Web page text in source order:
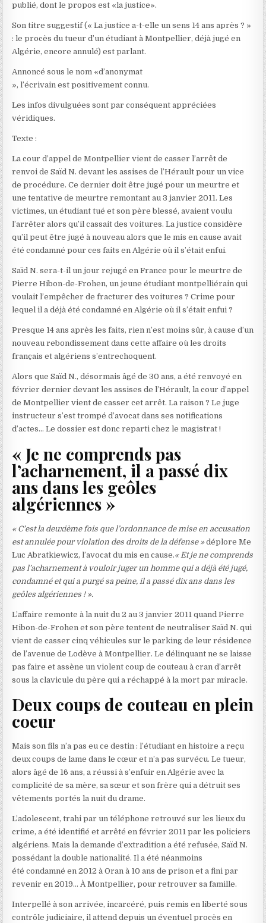
publié, dont le propos est «la justice».
Son titre suggestif (« La justice a-t-elle un sens 14 ans après ? »
: le procès du tueur d’un étudiant à Montpellier, déjà jugé en
Algérie, encore annulé) est parlant.
Annoncé sous le nom «d’anonymat
», l’écrivain est positivement connu.
Les infos divulguées sont par conséquent appréciées
véridiques.
Texte :
La cour d’appel de Montpellier vient de casser l’arrêt de
renvoi de Saïd N. devant les assises de l’Hérault pour un vice
de procédure. Ce dernier doit être jugé pour un meurtre et
une tentative de meurtre remontant au 3 janvier 2011. Les
victimes, un étudiant tué et son père blessé, avaient voulu
l’arrêter alors qu’il cassait des voitures. La justice considère
qu’il peut être jugé à nouveau alors que le mis en cause avait
été condamné pour ces faits en Algérie où il s’était enfui.
Saïd N. sera-t-il un jour rejugé en France pour le meurtre de
Pierre Hibon-de-Frohen, un jeune étudiant montpelliérain qui
voulait l’empêcher de fracturer des voitures ? Crime pour
lequel il a déjà été condamné en Algérie où il s’était enfui ?
Presque 14 ans après les faits, rien n’est moins sûr, à cause d’un
nouveau rebondissement dans cette affaire où les droits
français et algériens s’entrechoquent.
Alors que Saïd N., désormais âgé de 30 ans, a été renvoyé en
février dernier devant les assises de l’Hérault, la cour d’appel
de Montpellier vient de casser cet arrêt. La raison ? Le juge
instructeur s’est trompé d’avocat dans ses notifications
d’actes… Le dossier est donc reparti chez le magistrat !
« Je ne comprends pas
l’acharnement, il a passé dix
ans dans les geôles
algériennes »
« C’est la deuxième fois que l’ordonnance de mise en accusation
est annulée pour violation des droits de la défense »déplore Me
Luc Abratkiewicz, l’avocat du mis en cause.« Et je ne comprends
pas l’acharnement à vouloir juger un homme qui a déjà été jugé,
condamné et qui a purgé sa peine, il a passé dix ans dans les
geôles algériennes ! ».
L’affaire remonte à la nuit du 2 au 3 janvier 2011 quand Pierre
Hibon-de-Frohen et son père tentent de neutraliser Saïd N. qui
vient de casser cinq véhicules sur le parking de leur résidence
de l’avenue de Lodève à Montpellier. Le délinquant ne se laisse
pas faire et assène un violent coup de couteau à cran d’arrêt
sous la clavicule du père qui a réchappé à la mort par miracle.
Deux coups de couteau en plein
coeur
Mais son fils n’a pas eu ce destin : l’étudiant en histoire a reçu
deux coups de lame dans le cœur et n’a pas survécu. Le tueur,
alors âgé de 16 ans, a réussi à s’enfuir en Algérie avec la
complicité de sa mère, sa sœur et son frère qui a détruit ses
vêtements portés la nuit du drame.
L’adolescent, trahi par un téléphone retrouvé sur les lieux du
crime, a été identifié et arrêté en février 2011 par les policiers
algériens. Mais la demande d’extradition a été refusée, Saïd N.
possédant la double nationalité. Il a été néanmoins
été condamné en 2012 à Oran à 10 ans de prison et a fini par
revenir en 2019… À Montpellier, pour retrouver sa famille.
Interpellé à son arrivée, incarcéré, puis remis en liberté sous
contrôle judiciaire, il attend depuis un éventuel procès en